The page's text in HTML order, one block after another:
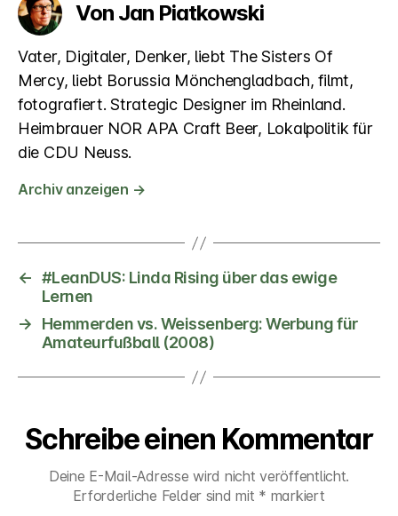
Von Jan Piatkowski
Vater, Digitaler, Denker, liebt The Sisters Of
Mercy, liebt Borussia Mönchengladbach, filmt,
fotografiert. Strategic Designer im Rheinland.
Heimbrauer NOR APA Craft Beer, Lokalpolitik für
die CDU Neuss.
Archiv anzeigen →
← #LeanDUS: Linda Rising über das ewige
Lernen
→
Hemmerden vs. Weissenberg: Werbung für
Amateurfußball (2008)
Schreibe einen Kommentar
Deine E-Mail-Adresse wird nicht veröffentlicht.
Erforderliche Felder sind mit * markiert